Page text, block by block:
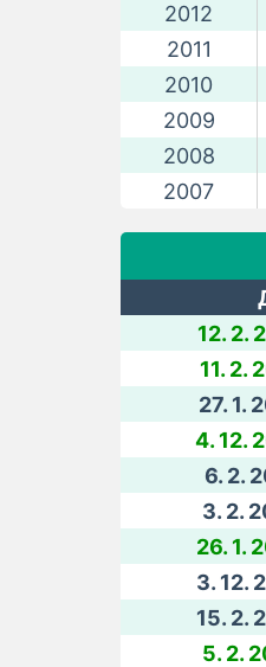
2012
2011
2010
2009
2008
2007
12. 2.
11. 2.
27. 1.
4. 12.
6. 2.
3. 2.
26. 1.
3. 12.
15. 2.
5. 2.